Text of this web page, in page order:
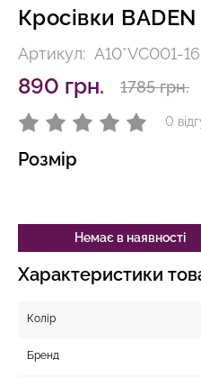
Кросівки
Артикул: A10*VC001-
890 грн. 1785 грн.
0
Розмір
Немає в наявності
Характеристики
Колір
Бренд